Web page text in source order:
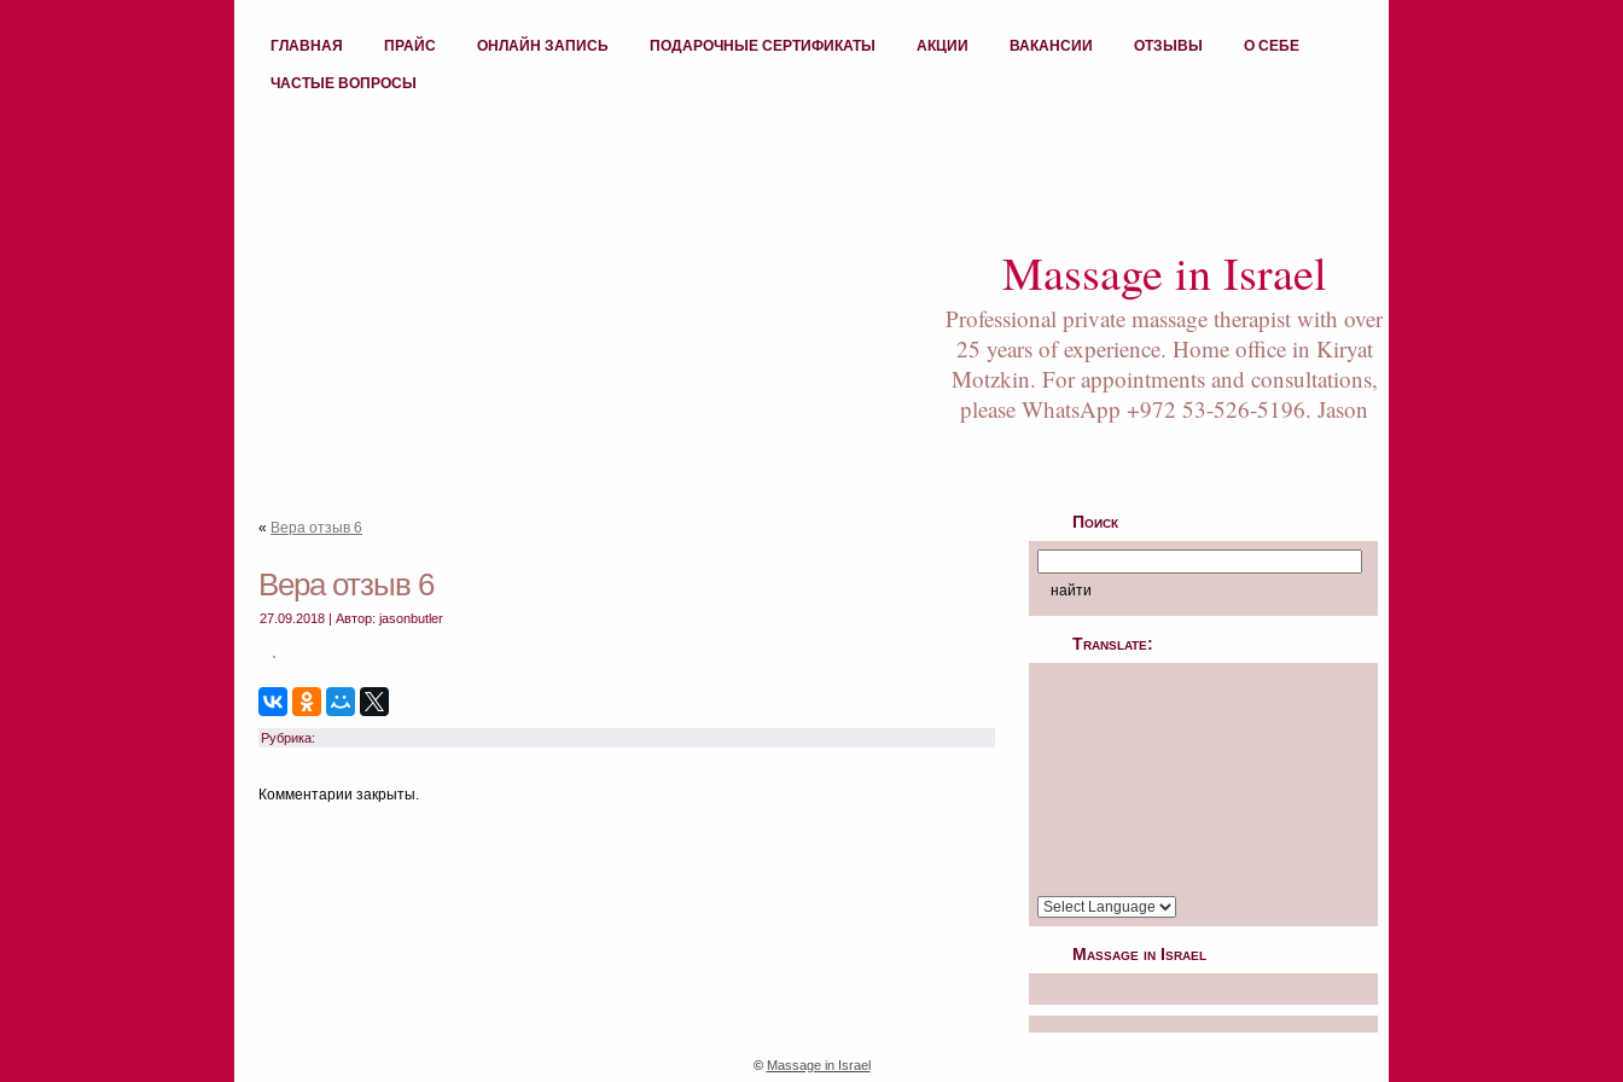
ГЛАВНАЯ ПРАЙС ОНЛАЙН ЗАПИСЬ ПОДАРОЧНЫЕ СЕРТИФИКАТЫ АКЦИИ ВАКАНСИИ ОТЗЫВЫ О СЕБЕ
ЧАСТЫЕ ВОПРОСЫ
Massage in Israel
Professional private massage therapist with over
25 years of experience. Home office in Kiryat
Motzkin. For appointments and consultations,
please WhatsApp +972 53-526-5196. Jason
« Вера отзыв 6
Вера отзыв 6
27.09.2018 | Автор: jasonbutler
Рубрика:
Комментарии закрыты.
Поиск
Translate:
Massage in Israel
© Massage in Israel